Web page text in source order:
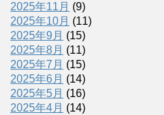
2025年11月 (9)
2025年10月 (11)
2025年9月 (15)
2025年8月 (11)
2025年7月 (15)
2025年6月 (14)
2025年5月 (16)
2025年4月 (14)